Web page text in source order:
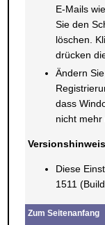
E-Mails
Sie den
löschen.
drücken
Ändern
dass
nicht mehr
Diese
1511
Zum Seitenanfang